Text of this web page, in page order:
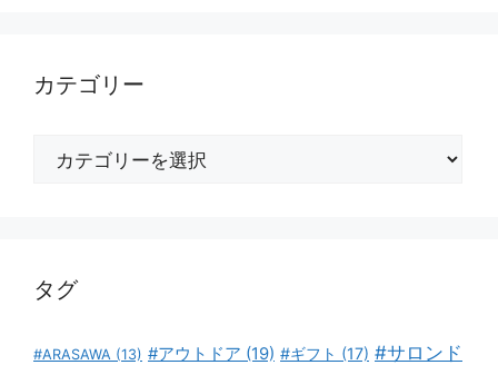
カテゴリー
タグ
#ARASAWA (13) #アウトドア (19) #ギフト (17) #サロンド